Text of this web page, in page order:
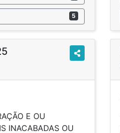
5
E OU
INACABADAS OU